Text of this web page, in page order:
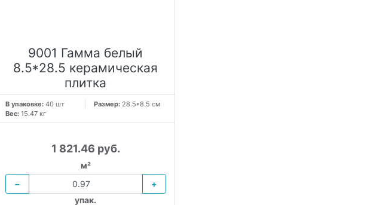
9001 Гамма белый
8.5*28.5 керамическая
плитка
В упаковке: 40 шт Размер: 28.5*8.5 см
Вес: 15.47 кг
1 821.46 руб.
м²
−
+
упак.